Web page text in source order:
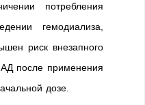
потребления
гемодиализа,
риск внезапного
после применения
дозе.